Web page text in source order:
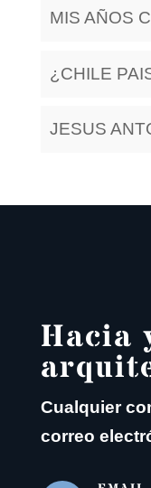
MIS AÑOS
¿CHILE
JESUS
Hacia
Cualquier
correo